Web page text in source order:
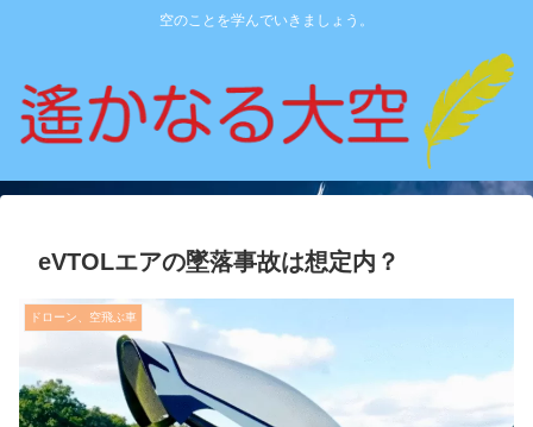
空のことを学んでいきましょう。
eVTOLエアの墜落事故は想定内？
ドローン、空飛ぶ車